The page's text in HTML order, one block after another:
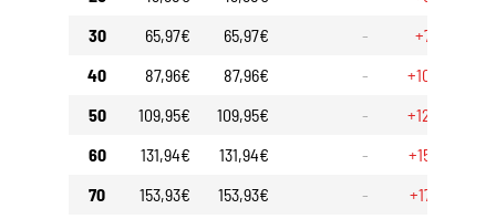
30
65,97€ 65,97€ -
+7,50€
40
87,96€ 87,96€ -
+10,00€
50
109,95€ 109,95€ -
+12,50€
60
131,94€ 131,94€ -
+15,00€
70
153,93€ 153,93€ - +17,50€